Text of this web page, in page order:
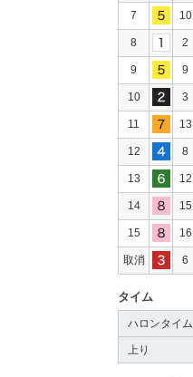
7 10
8 2
9 9
10 3
11 13
12 8
13 12
14 15
15 16
取消 6
タイム
ハロンタイム
上り